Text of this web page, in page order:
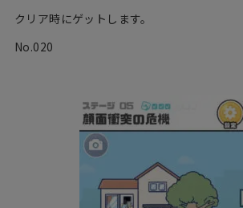
クリア時にゲットします。
No.020